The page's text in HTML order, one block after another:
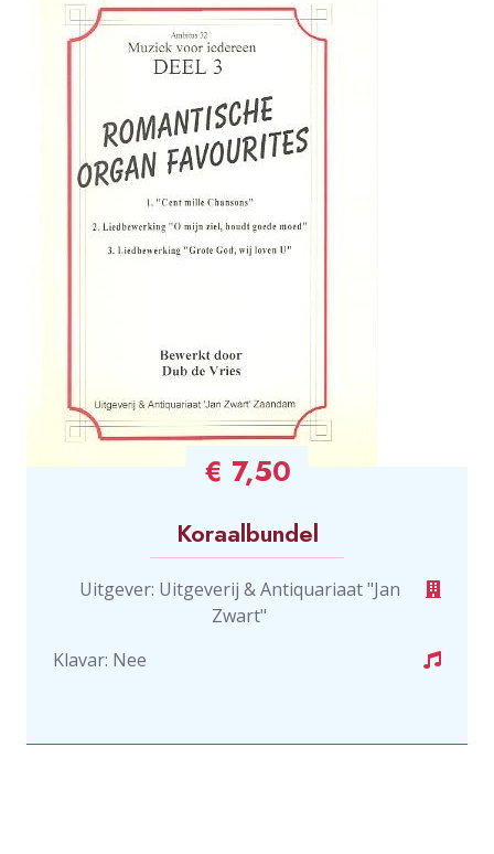
€ 7,50
Koraalbundel
Uitgever: Uitgeverij & Antiquariaat "Jan
Zwart"
Klavar: Nee